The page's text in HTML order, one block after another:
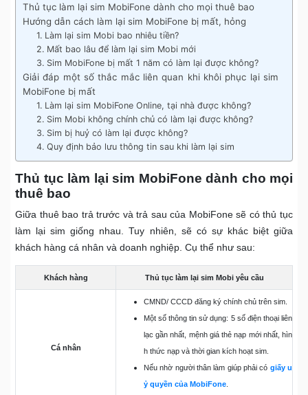
Thủ tục làm lại sim MobiFone dành cho mọi thuê bao
Hướng dẫn cách làm lại sim MobiFone bị mất, hỏng
1. Làm lại sim Mobi bao nhiêu tiền?
2. Mất bao lâu để làm lại sim Mobi mới
3. Sim MobiFone bị mất 1 năm có làm lại được không?
Giải đáp một số thắc mắc liên quan khi khôi phục lại sim
MobiFone bị mất
1. Làm lại sim MobiFone Online, tại nhà được không?
2. Sim Mobi không chính chủ có làm lại được không?
3. Sim bị huỷ có làm lại được không?
4. Quy định bảo lưu thông tin sau khi làm lại sim
Thủ tục làm lại sim MobiFone dành cho mọi
thuê bao
Giữa thuê bao trả trước và trả sau của MobiFone sẽ có thủ tục
làm lại sim giống nhau. Tuy nhiên, sẽ có sự khác biệt giữa
khách hàng cá nhân và doanh nghiệp. Cụ thể như sau:
Khách hàng Thủ tục làm lại sim Mobi yêu cầu
Cá nhân
CMND/ CCCD đăng ký chính chủ trên sim.
Một số thông tin sử dụng: 5 số điện thoại liên
lạc gần nhất, mệnh giá thẻ nạp mới nhất, hìn
h thức nạp và thời gian kích hoạt sim.
Nếu nhờ người thân làm giúp phải có giấy u
ỷ quyền của MobiFone.